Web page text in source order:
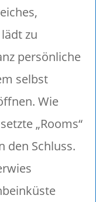
zu
persönliche
selbst
Wie
„Rooms“
den Schluss.